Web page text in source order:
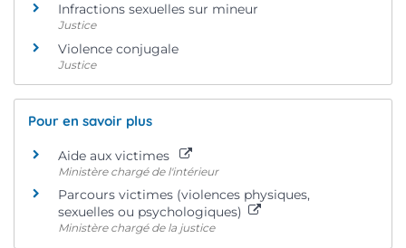
Infractions sexuelles sur mineur
Justice
Violence conjugale
Justice
Pour en savoir plus
Aide aux victimes
Ministère chargé de l'intérieur
Parcours victimes (violences physiques,
sexuelles ou psychologiques)
Ministère chargé de la justice